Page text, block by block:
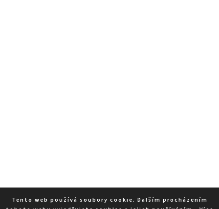
Tento web používá soubory cookie. Dalším procházením